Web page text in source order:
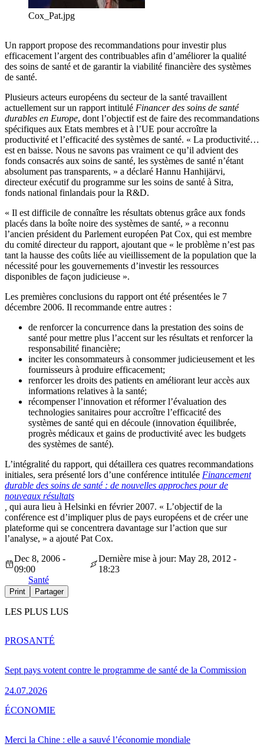
Cox_Pat.jpg
Un rapport propose des recommandations pour investir plus
efficacement l’argent des contribuables afin d’améliorer la qualité
des soins de santé et de garantir la viabilité financière des systèmes
de santé.
Plusieurs acteurs européens du secteur de la santé travaillent
actuellement sur un rapport intitulé Financer des soins de santé
durables en Europe, dont l’objectif est de faire des recommandations
spécifiques aux Etats membres et à l’UE pour accroître la
productivité et l’efficacité des systèmes de santé. « La productivité…
est en baisse. Nous ne savons pas vraiment ce qu’il advient des
fonds consacrés aux soins de santé, les systèmes de santé n’étant
absolument pas transparents, » a déclaré Hannu Hanhijärvi,
directeur exécutif du programme sur les soins de santé à Sitra,
fonds national finlandais pour la R&D.
« Il est difficile de connaître les résultats obtenus grâce aux fonds
placés dans la boîte noire des systèmes de santé, » a reconnu
l’ancien président du Parlement européen Pat Cox, qui est membre
du comité directeur du rapport, ajoutant que « le problème n’est pas
tant la hausse des coûts liée au vieillissement de la population que la
nécessité pour les gouvernements d’investir les ressources
disponibles de façon judicieuse ».
Les premières conclusions du rapport ont été présentées le 7
décembre 2006. Il recommande entre autres :
de renforcer la concurrence dans la prestation des soins de
santé pour mettre plus l’accent sur les résultats et renforcer la
responsabilité financière;
inciter les consommateurs à consommer judicieusement et les
fournisseurs à produire efficacement;
renforcer les droits des patients en améliorant leur accès aux
informations relatives à la santé;
récompenser l’innovation et réformer l’évaluation des
technologies sanitaires pour accroître l’efficacité des
systèmes de santé qui en découle (innovation équilibrée,
progrès médicaux et gains de productivité avec les budgets
des systèmes de santé).
L’intégralité du rapport, qui détaillera ces quatres recommandations
initiales, sera présenté lors d’une conférence intitulée Financement
durable des soins de santé : de nouvelles approches pour de
nouveaux résultats
qui aura lieu à Helsinki en février 2007. « L’objectif de la
conférence est d’impliquer plus de pays européens et de créer une
plateforme qui se concentrera davantage sur l’action que sur
l’analyse, » a ajouté Pat Cox.
Dec 8, 2006 -
09:00
Dernière mise à jour: May 28, 2012 -
18:23
Santé
Print Partager
LES PLUS LUS
Sept pays votent contre le programme de santé de la Commission
24.07.2026
PROSANTÉ
Merci la Chine : elle a sauvé l’économie mondiale
ÉCONOMIE